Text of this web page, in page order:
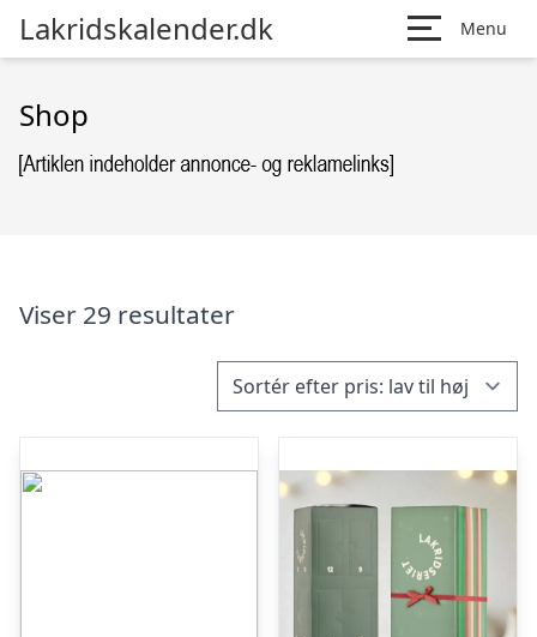
Lakridskalender.dk Menu
Shop
Viser 29 resultater